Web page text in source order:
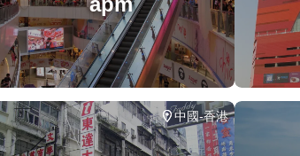
中國-香港